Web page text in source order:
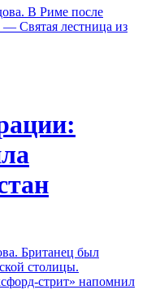
В Риме после
— Святая лестница из
Британец был
столицы.
стрит» напомнил